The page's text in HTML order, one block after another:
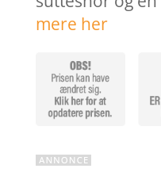
mere her